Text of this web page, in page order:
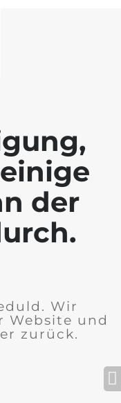
der
Wir
Website und
zurück.